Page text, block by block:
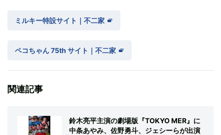
ミルキー特設サイト｜不二家
ペコちゃん 75th サイト｜不二家
関連記事
鈴木亮平主演の劇場版『TOKYO MER』に
中条あやみ、佐野勇斗、ジェシーらが出演